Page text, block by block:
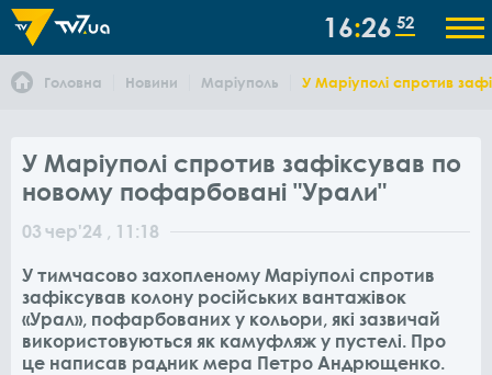
16 26 52
Головна Новини Маріуполь У Маріуполі спротив
У Маріуполі спротив зафіксував по
новому пофарбовані "Урали"
03 чер'24 , 11:18
У тимчасово захопленому Маріуполі спротив
зафіксував колону російських вантажівок
«Урал», пофарбованих у кольори, які зазвичай
використовуються як камуфляж у пустелі. Про
це написав радник мера Петро Андрющенко.